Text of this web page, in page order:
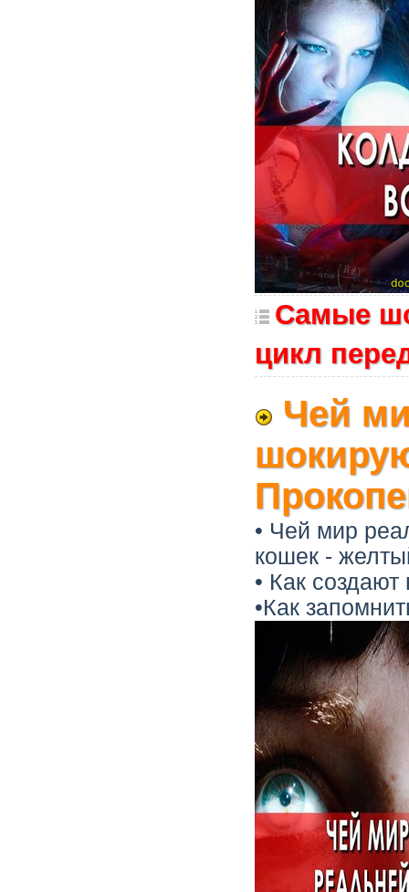
Самые
цикл
Чей
• Чей мир
кошек -
• Как
•Как